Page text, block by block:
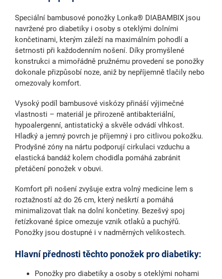
Speciální bambusové ponožky Lonka® DIABAMBIX jsou
navržené pro diabetiky i osoby s oteklými dolními
končetinami, kterým záleží na maximálním pohodlí a
šetrnosti při každodenním nošení. Díky promyšlené
konstrukci a mimořádně pružnému provedení se ponožky
dokonale přizpůsobí noze, aniž by nepříjemně tlačily nebo
omezovaly komfort.
Vysoký podíl bambusové viskózy přináší výjimečné
vlastnosti – materiál je přirozeně antibakteriální,
hypoalergenní, antistatický a skvěle odvádí vlhkost.
Hladký a jemný povrch je příjemný i pro citlivou pokožku.
Prodyšné zóny na nártu podporují cirkulaci vzduchu a
elastická bandáž kolem chodidla pomáhá zabránit
přetáčení ponožek v obuvi.
Komfort při nošení zvyšuje extra volný medicine lem s
roztažností až do 26 cm, který neškrtí a pomáhá
minimalizovat tlak na dolní končetiny. Bezešvý spoj
řetízkované špice omezuje vznik otlaků a puchýřů.
Ponožky jsou dostupné i v nadměrných velikostech.
Hlavní přednosti těchto ponožek pro diabetiky:
Ponožky pro diabetiky a osoby s oteklými nohami